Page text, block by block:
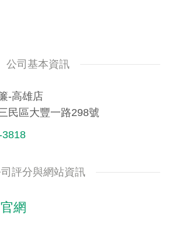
公司基本資訊
-高雄店
民區大豐一路298號
評分與網站資訊
網